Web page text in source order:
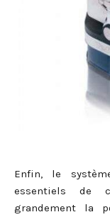
Enfin, le
essentiels de
grandement la